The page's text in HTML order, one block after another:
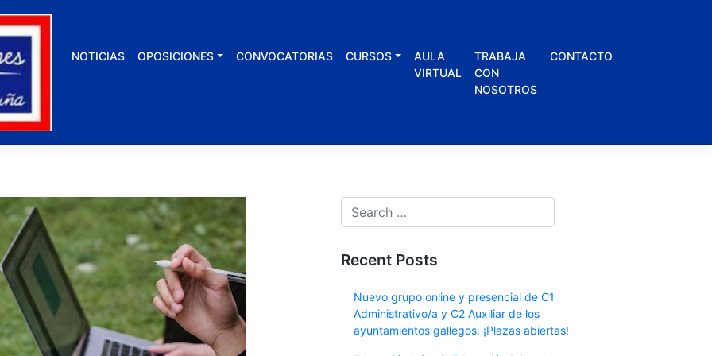
NOTICIAS OPOSICIONES CONVOCATORIAS CURSOS
AULA
VIRTUAL
TRABAJA
CON
NOSOTROS
CONTACTO
Recent Posts
Nuevo grupo online y presencial de C1
Administrativo/a y C2 Auxiliar de los
ayuntamientos gallegos. ¡Plazas abiertas!